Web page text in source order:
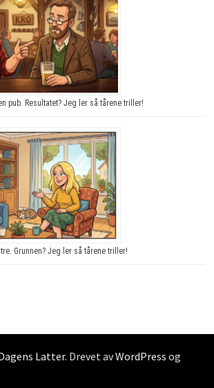
pub. Resultatet? Jeg ler så tårene triller!
Grunnen? Jeg ler så tårene triller!
Latter. Drevet avWordPress og